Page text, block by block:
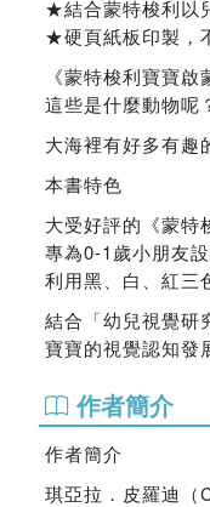
★結合蒙特梭利以
★硬頁紙板印製，
《蒙特梭利寶寶啟
這些是什麼動物呢
大海裡有好多有趣
本書特色
大受好評的《蒙特
專為0-1歲小朋友
利用黑、白、紅三
結合「幼兒視覺研
寶寶的視覺認知發
作者簡介
作者簡介
琪亞拉．皮羅迪（